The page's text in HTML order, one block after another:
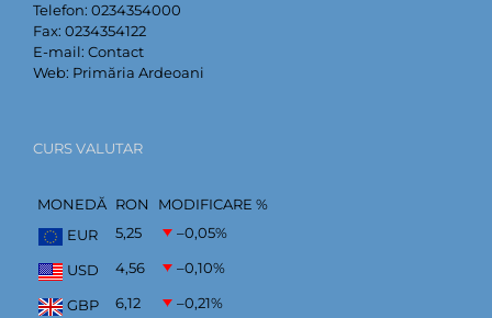
Telefon: 0234354000
Fax: 0234354122
E-mail: Contact
Web: Primăria Ardeoani
CURS VALUTAR
MONEDĂ RON
MODIFICARE %
EUR
5,25 –0,05%
USD 4,56 –0,10%
GBP 6,12 –0,21%